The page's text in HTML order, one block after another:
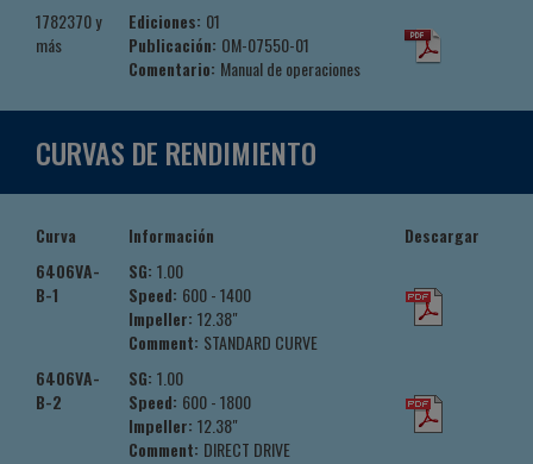
1782370 y
más
Ediciones: 01
Publicación: OM-07550-01
Comentario: Manual de operaciones
CURVAS DE RENDIMIENTO
Curva Información
Descargar
6406VA-
B-1
SG: 1.00
Speed: 600 - 1400
Impeller: 12.38"
Comment: STANDARD CURVE
6406VA-
B-2
SG: 1.00
Speed: 600 - 1800
Impeller: 12.38"
Comment: DIRECT DRIVE